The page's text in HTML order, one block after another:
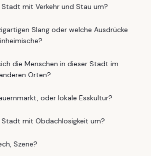
mit Verkehr und Stau um?
Slang oder welche Ausdrücke
die Menschen in dieser Stadt im
Orten?
oder lokale Esskultur?
mit Obdachlosigkeit um?
Szene?